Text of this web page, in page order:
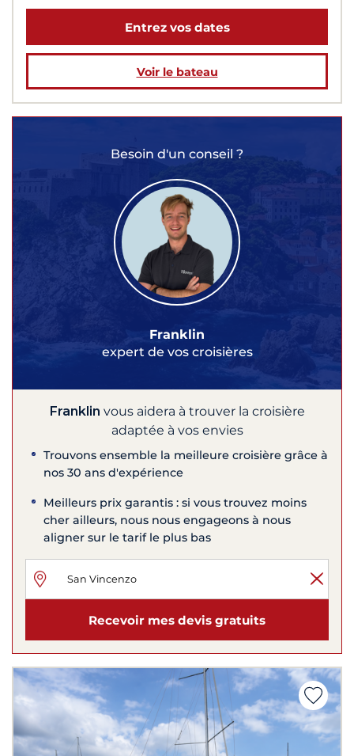
Entrez vos dates
Voir le bateau
Besoin d'un conseil ?
Franklin
expert de vos croisières
Franklin vous aidera à trouver la croisière
adaptée à vos envies
Trouvons ensemble la meilleure croisière grâce à
nos 30 ans d'expérience
Meilleurs prix garantis : si vous trouvez moins
cher ailleurs, nous nous engageons à nous
aligner sur le tarif le plus bas
Recevoir mes devis gratuits